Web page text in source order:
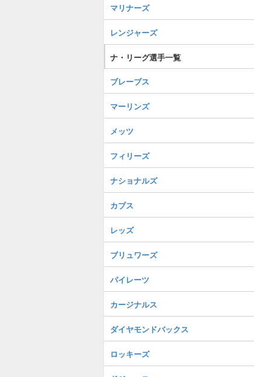
マリナーズ
レンジャーズ
ナ・リーグ選手一覧
ブレーブス
マーリンズ
メッツ
フィリーズ
ナショナルズ
カブス
レッズ
ブリュワーズ
パイレーツ
カージナルス
ダイヤモンドバックス
ロッキーズ